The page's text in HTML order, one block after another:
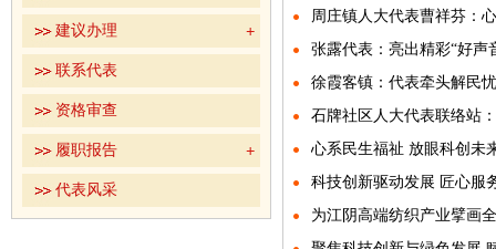
建议办理
联系代表
资格审查
履职报告
代表风采
周庄镇人大代表曹祥芬：
张露代表：亮出精彩“好声
徐霞客镇：代表牵头解民
石牌社区人大代表联络站
为江阴高端纺织产业擘画